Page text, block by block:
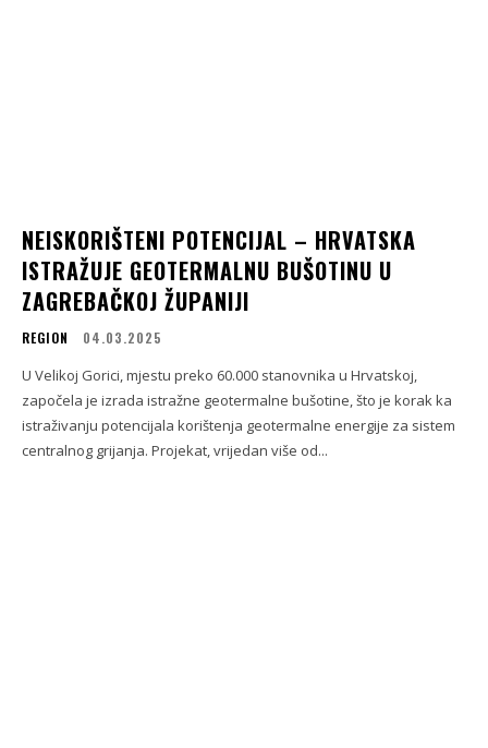
NEISKORIŠTENI POTENCIJAL – HRVATSKA
ISTRAŽUJE GEOTERMALNU BUŠOTINU U
ZAGREBAČKOJ ŽUPANIJI
REGION 04.03.2025
U Velikoj Gorici, mjestu preko 60.000 stanovnika u Hrvatskoj,
započela je izrada istražne geotermalne bušotine, što je korak ka
istraživanju potencijala korištenja geotermalne energije za sistem
centralnog grijanja. Projekat, vrijedan više od...